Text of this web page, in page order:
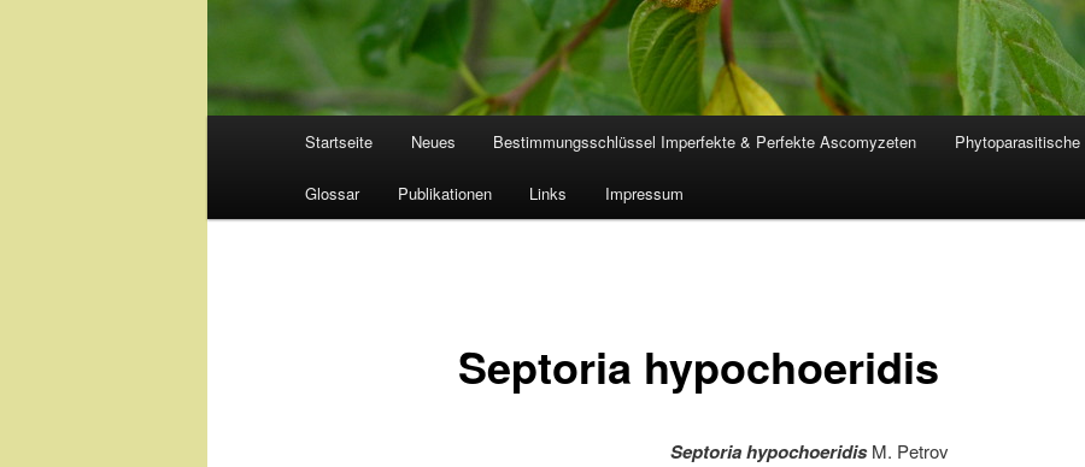
Startseite Neues Bestimmungsschlüssel Imperfekte & Perfekte Ascomyzeten
Glossar Publikationen Links Impressum
Septoria hypochoeridis
Septoria hypochoeridisM. Petrov